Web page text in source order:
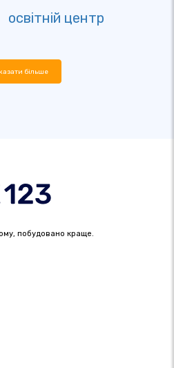
освітній центр
більше
побудовано краще.